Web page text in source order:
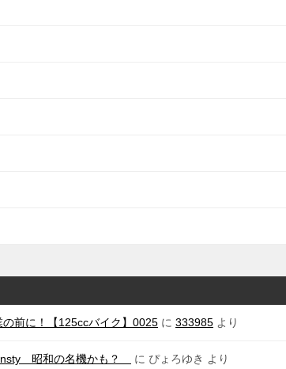
の前に！【125ccバイク】0025 に 333985 より
昭和の名機かも？ に ぴょろゆき より